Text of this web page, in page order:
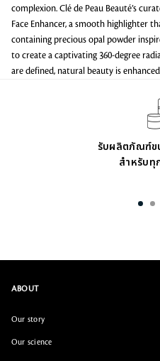
t
complexion. Clé de Peau Beauté’s
Face Enhancer, a smooth highlighter
containing precious opal powder
to create a captivating 360-degree
are defined, natural beauty is
รับผลิตภัณฑ์ข
สำหรับทุ
ABOUT
Our story
Our science